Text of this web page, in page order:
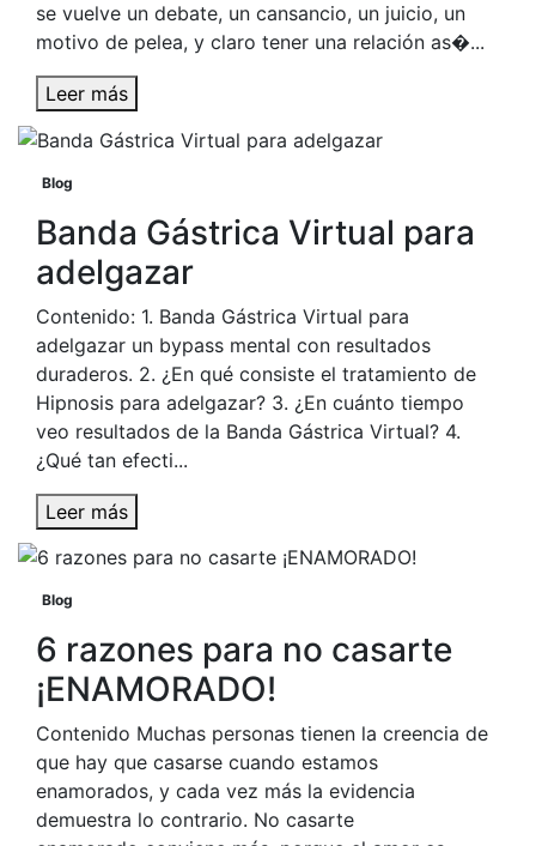
se vuelve un debate, un cansancio, un juicio, un
motivo de pelea, y claro tener una relación as�...
Leer más
Blog
Banda Gástrica Virtual para
adelgazar
Contenido: 1. Banda Gástrica Virtual para
adelgazar un bypass mental con resultados
duraderos. 2. ¿En qué consiste el tratamiento de
Hipnosis para adelgazar? 3. ¿En cuánto tiempo
veo resultados de la Banda Gástrica Virtual? 4.
¿Qué tan efecti...
Leer más
Blog
6 razones para no casarte
¡ENAMORADO!
Contenido Muchas personas tienen la creencia de
que hay que casarse cuando estamos
enamorados, y cada vez más la evidencia
demuestra lo contrario. No casarte